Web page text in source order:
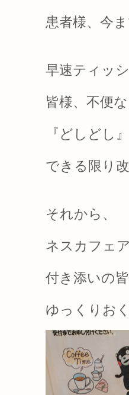
患者様、今
早速ティッ
皆様、不便
『どしどし
できる限り
それから、
ネスカフェ
付き添いの
ゆっくりお